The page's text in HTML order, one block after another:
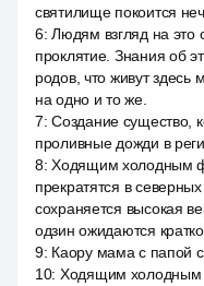
святилище покоится
6:Людям взгляд на это
проклятие. Знания об
родов, что живут здесь
на одно и то же.
7:Создание существо,
проливные дожди в
8:Ходящим холодным
прекратятся в
сохраняется высокая
одзин ожидаются
9: Каору мама с папой
10: Ходящим холодным